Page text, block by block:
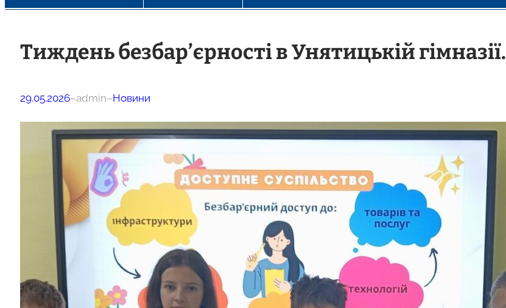
Тиждень безбар’єрності в Унятицькій гімназії.
29.05.2026–admin–Новини